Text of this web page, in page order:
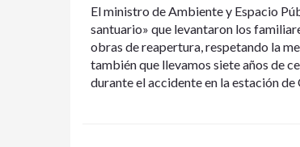
El ministro de Ambiente y Espacio
santuario» que levantaron los
obras de reapertura, respetando la
también que llevamos siete años de
durante el accidente en la estación